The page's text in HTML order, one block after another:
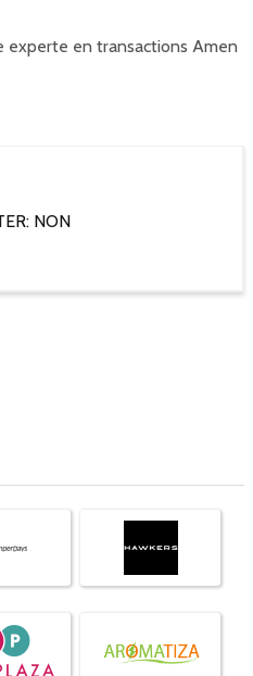
experte en transactions Amen
NON